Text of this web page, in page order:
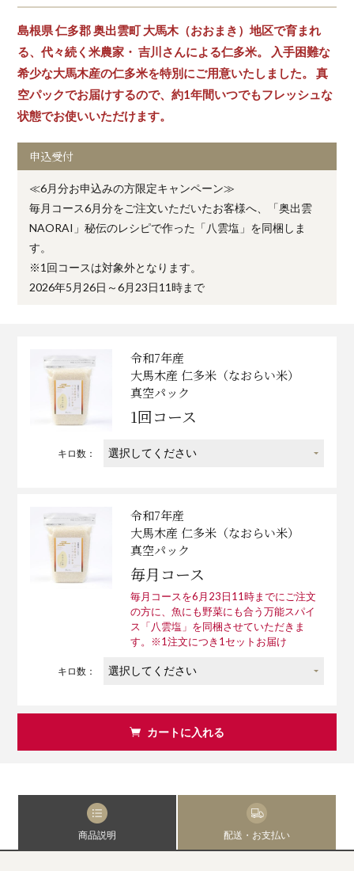
島根県 仁多郡 奥出雲町 大馬木（おおまき）地区で育まれ
る、代々続く米農家・ 吉川さんによる仁多米。 入手困難な
希少な大馬木産の仁多米を特別にご用意いたしました。 真
空パックでお届けするので、約1年間いつでもフレッシュな
状態でお使いいただけます。
申込受付
≪6月分お申込みの方限定キャンペーン≫
毎月コース6月分をご注文いただいたお客様へ、「奥出雲
NAORAI」秘伝のレシピで作った「八雲塩」を同梱しま
す。
※1回コースは対象外となります。
2026年5月26日～6月23日11時まで
令和7年産
大馬木産 仁多米（なおらい米）
真空パック
1回コース
キロ数：
令和7年産
大馬木産 仁多米（なおらい米）
真空パック
毎月コース
毎月コースを6月23日11時までにご注文
の方に、魚にも野菜にも合う万能スパイ
ス「八雲塩」を同梱させていただきま
す。※1注文につき1セットお届け
キロ数：
カートに入れる
商品説明 配送・お支払い